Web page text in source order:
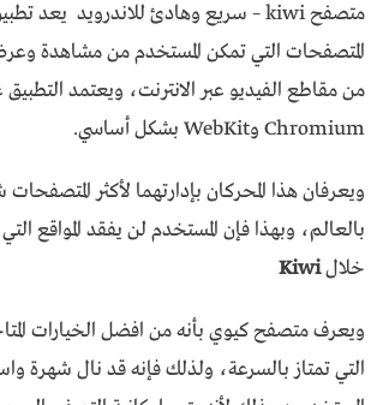
متصفح kiwi – سريع وهادئ للاندرويد يعد تطبيق
المتصفحات التي تمكن المستخدم من مشاهدة
من مقاطع الفيديو عبر الانترنت، ويعتمد
Chromium وWebKit بشكل أساسي.
ويعرفان هذا المحركان بإدارتهما لأكثر
بالعالم، وبهذا فإن المستخدم لن يفقد المواقع
خلالKiwi
ويعرف متصفح كيوي بأنه من افضل الخيارات
التي تمتاز بالسرعة، ولذلك فإنه قد نال شهرة